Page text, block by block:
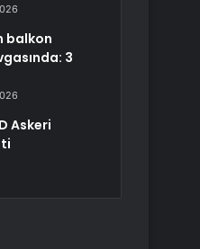
balkon
3
Askeri